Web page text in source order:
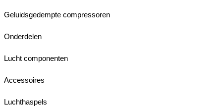
Geluidsgedempte compressoren
Onderdelen
Lucht componenten
Accessoires
Luchthaspels